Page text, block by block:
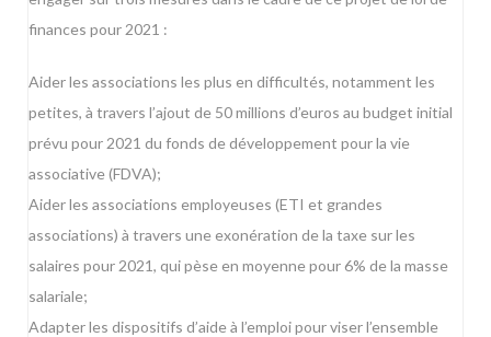
finances pour 2021 :
Aider les associations les plus en difficultés, notamment les
petites, à travers l’ajout de 50 millions d’euros au budget initial
prévu pour 2021 du fonds de développement pour la vie
associative (FDVA);
Aider les associations employeuses (ETI et grandes
associations) à travers une exonération de la taxe sur les
salaires pour 2021, qui pèse en moyenne pour 6% de la masse
salariale;
Adapter les dispositifs d’aide à l’emploi pour viser l’ensemble